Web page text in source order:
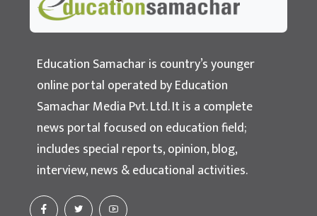
Education Samachar
Nepal's No.1 Educational News Portal
Education Samachar is country’s younger
online portal operated by Education
Samachar Media Pvt. Ltd. It is a complete
news portal focused on education field;
includes special reports, opinion, blog,
interview, news & educational activities.